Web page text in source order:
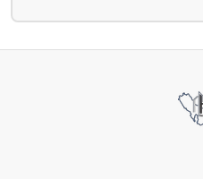
توزیع میشود.